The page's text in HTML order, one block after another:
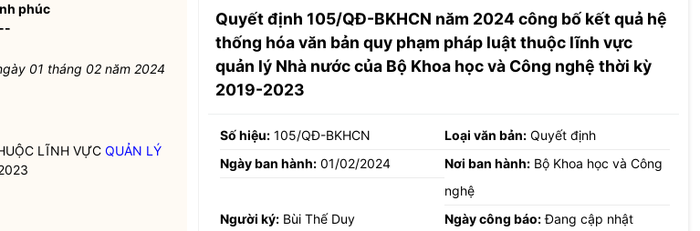
phúc
01 tháng 02 năm 2024
LĨNH VỰC QUẢN LÝ
Quyết định 105/QĐ-BKHCN năm 2024 công bố kết quả hệ
thống hóa văn bản quy phạm pháp luật thuộc lĩnh vực
quản lý Nhà nước của Bộ Khoa học và Công nghệ thời kỳ
2019-2023
Số hiệu: 105/QĐ-BKHCN Loại văn bản: Quyết định
Ngày ban hành: 01/02/2024 Nơi ban hành: Bộ Khoa học và Công
nghệ
Người ký: Bùi Thế Duy Ngày công báo:Đang cập nhật